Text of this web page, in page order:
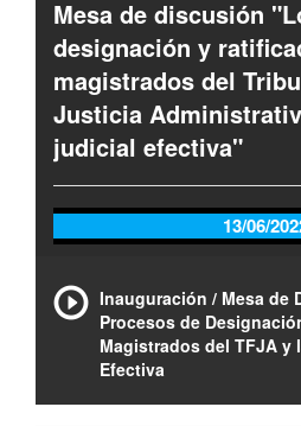
Mesa de discusión
designación y
magistrados del
Justicia
judicial efectiva"
13/06/
Inauguración / Mesa de
Procesos de
Magistrados del TFJA y
Efectiva